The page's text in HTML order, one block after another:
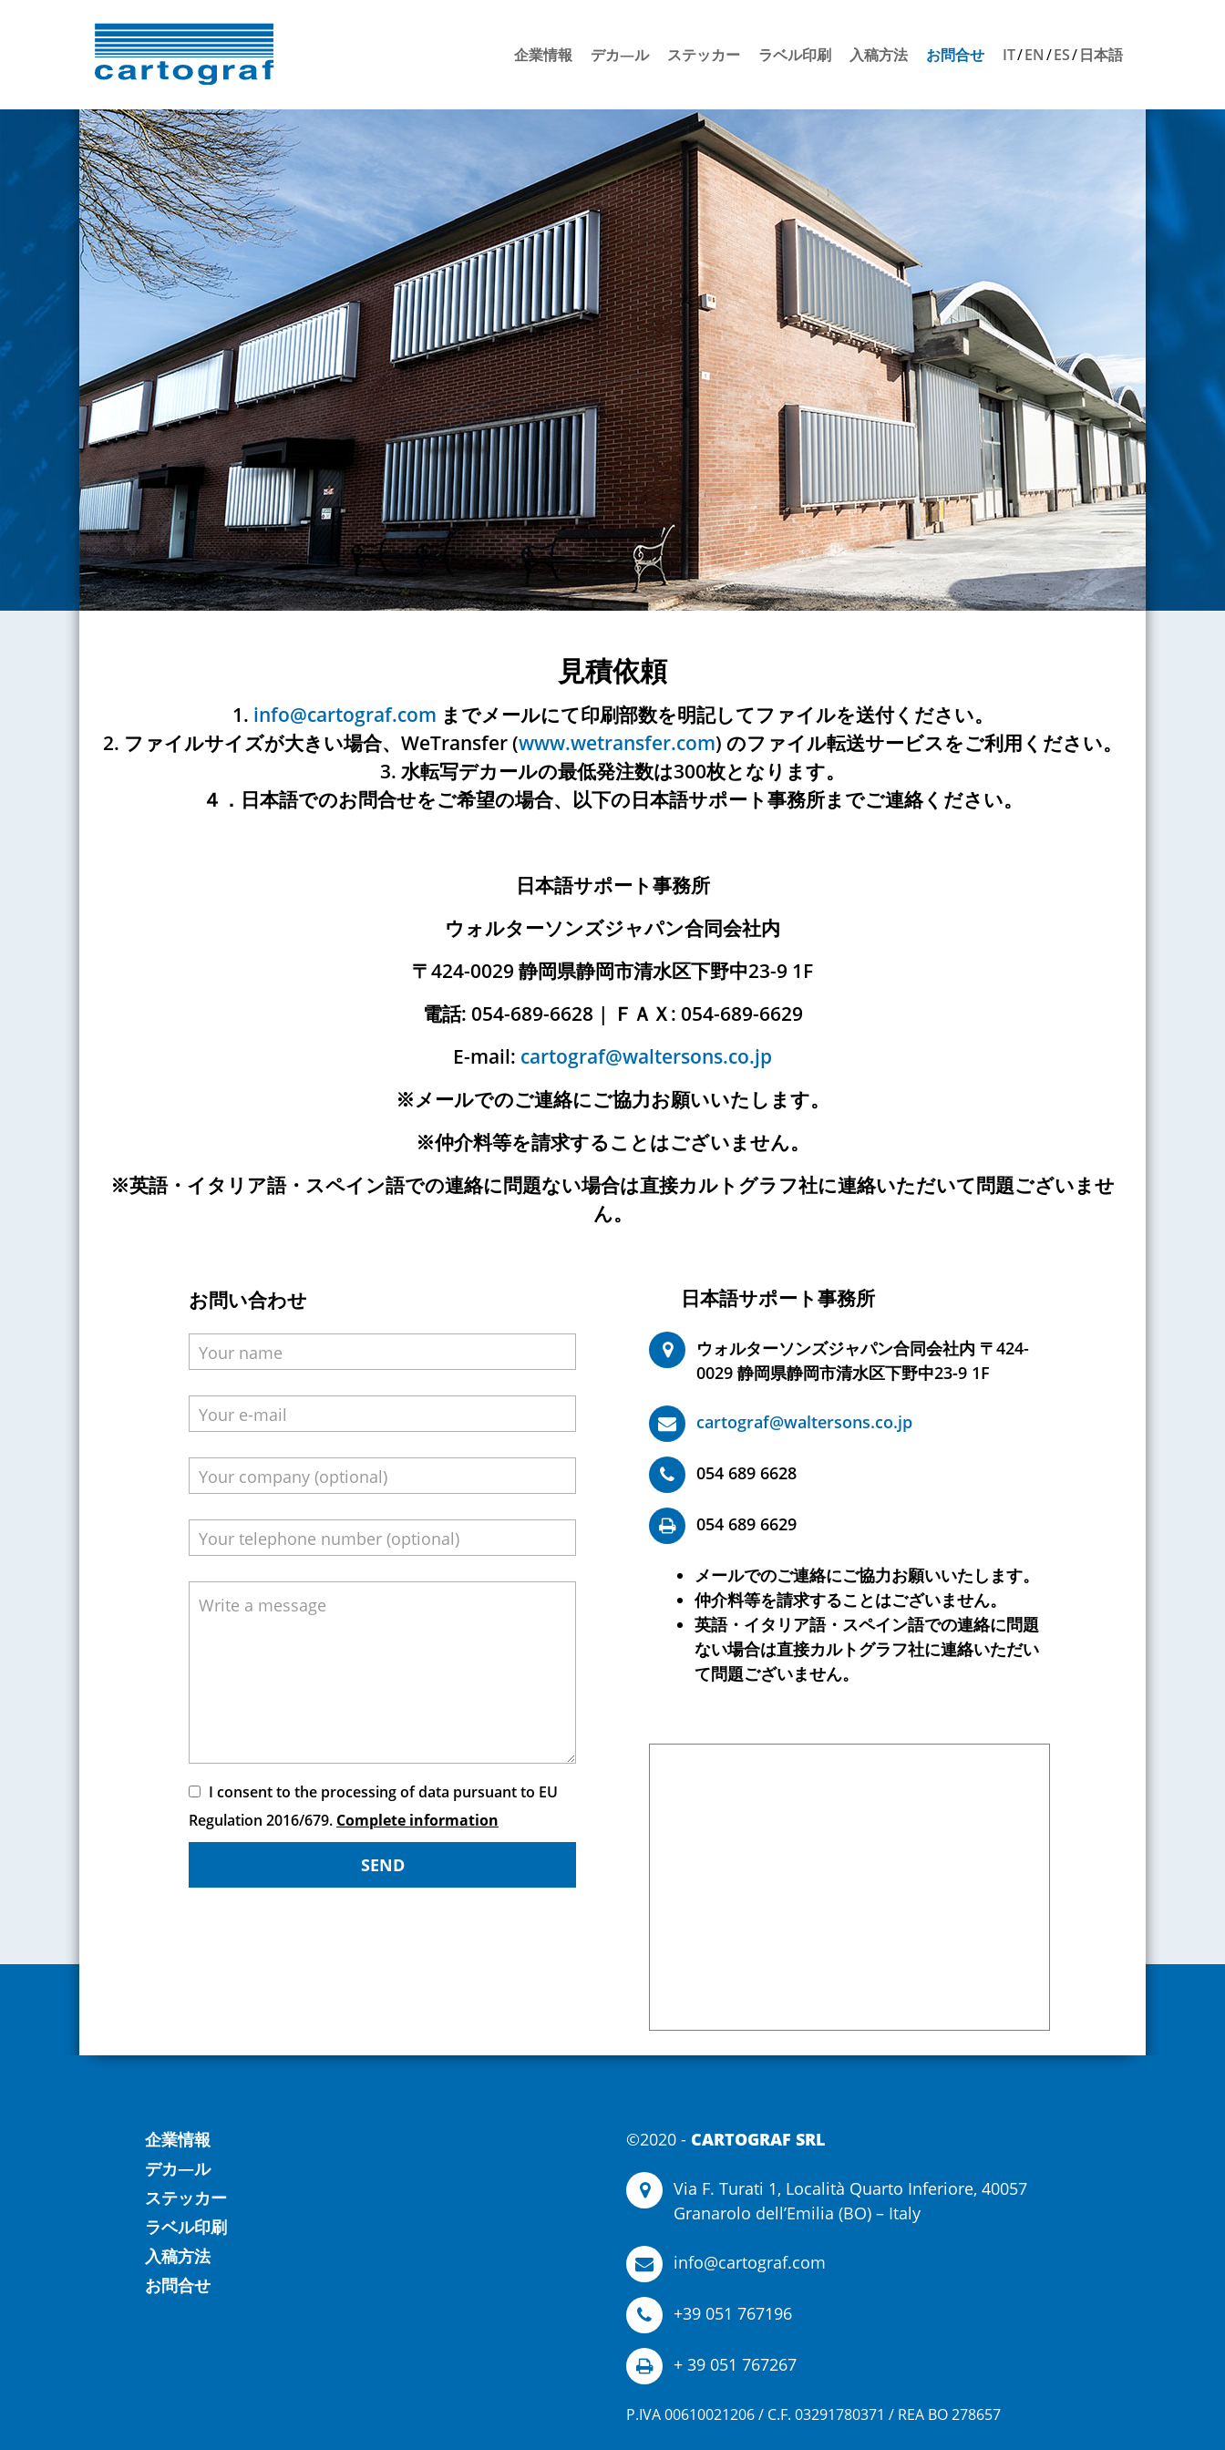
企業情報 デカ―ル ステッカー ラベル印刷 入稿方法 お問合せ IT EN ES 日本語
見積依頼
1. info@cartograf.com までメールにて印刷部数を明記してファイルを送付ください。
2. ファイルサイズが大きい場合、WeTransfer (www.wetransfer.com) のファイル転送サービスをご利用ください。
3. 水転写デカールの最低発注数は300枚となります。
４．日本語でのお問合せをご希望の場合、以下の日本語サポート事務所までご連絡ください。
日本語サポート事務所
ウォルターソンズジャパン合同会社内
〒424-0029 静岡県静岡市清水区下野中23-9 1F
電話: 054-689-6628 | ＦＡＸ: 054-689-6629
E-mail: cartograf@waltersons.co.jp
※メールでのご連絡にご協力お願いいたします。
※仲介料等を請求することはございません。
※英語・イタリア語・スペイン語での連絡に問題ない場合は直接カルトグラフ社に連絡いただいて問題ございませ
ん。
お問い合わせ
I consent to the processing of data pursuant to EU
Regulation 2016/679. Complete information
©2020日本語サポート事務所
ウォルターソンズジャパン合同会社内 〒424-
0029 静岡県静岡市清水区下野中23-9 1F
cartograf@waltersons.co.jp
054 689 6628
054 689 6629
メールでのご連絡にご協力お願いいたします。
仲介料等を請求することはございません。
英語・イタリア語・スペイン語での連絡に問題
ない場合は直接カルトグラフ社に連絡いただい
て問題ございません。
企業情報
デカ―ル
ステッカー
ラベル印刷
入稿方法
お問合せ
©2020 - CARTOGRAF SRL
Via F. Turati 1, Località Quarto Inferiore, 40057
Granarolo dell’Emilia (BO) – Italy
info@cartograf.com
+39 051 767196
+ 39 051 767267
P.IVA 00610021206 / C.F. 03291780371 / REA BO 278657